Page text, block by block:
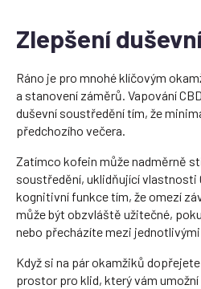
Zlepšení
Ráno je pro mnohé klíčovým
a stanovení záměrů. Vapování
duševní soustředění tím, že
předchozího večera.
Zatímco kofein může nadměrně
soustředění, uklidňující vlastnosti
kognitivní funkce tím, že omezí
může být obzvláště užitečné,
nebo přecházíte mezi
Když si na pár okamžiků
prostor pro klid, který vám